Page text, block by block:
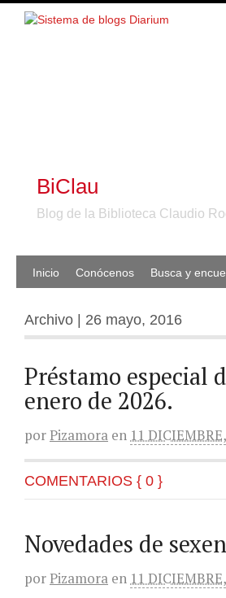
BiClau
Blog de la Biblioteca Claudio
Inicio Conócenos Busca y
Archivo | 26 mayo, 2016
Préstamo especial
enero de 2026.
porPizamora en 11
COMENTARIOS { 0 }
Novedades de
porPizamora en 11